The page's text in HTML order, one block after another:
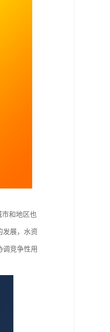
市和地区也
发展，水资
调竞争性用